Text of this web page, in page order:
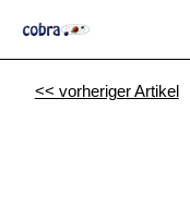
<< vorheriger Artikel